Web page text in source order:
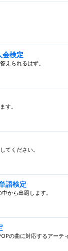
会検定
えられるはず。
す。
てください。
語検定
から出題します。
の曲に対応するアーテ